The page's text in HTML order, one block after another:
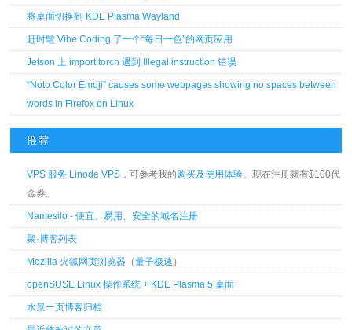
将桌面切换到 KDE Plasma Wayland
赶时髦 Vibe Coding 了一个“每日一色”的网页应用
Jetson 上 import torch 遇到 Illegal instruction 错误
“Noto Color Emoji” causes some webpages showing no spaces between
words in Firefox on Linux
推荐
VPS 服务 Linode VPS ，可参考我的购买及使用体验。现在注册就有$100代
金券。
Namesilo - 便宜、易用、安全的域名注册
聚·博客列表
Mozilla 火狐网页浏览器 （量子极速 ）
openSUSE Linux 操作系统 + KDE Plasma 5 桌面
水景一页博客归档